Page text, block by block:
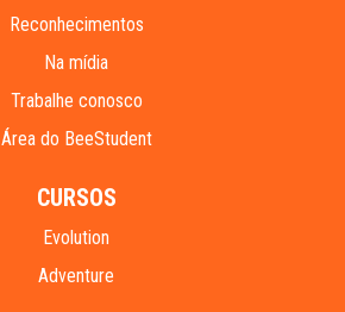
Reconhecimentos
Na mídia
Trabalhe conosco
Área do BeeStudent
CURSOS
Evolution
Adventure